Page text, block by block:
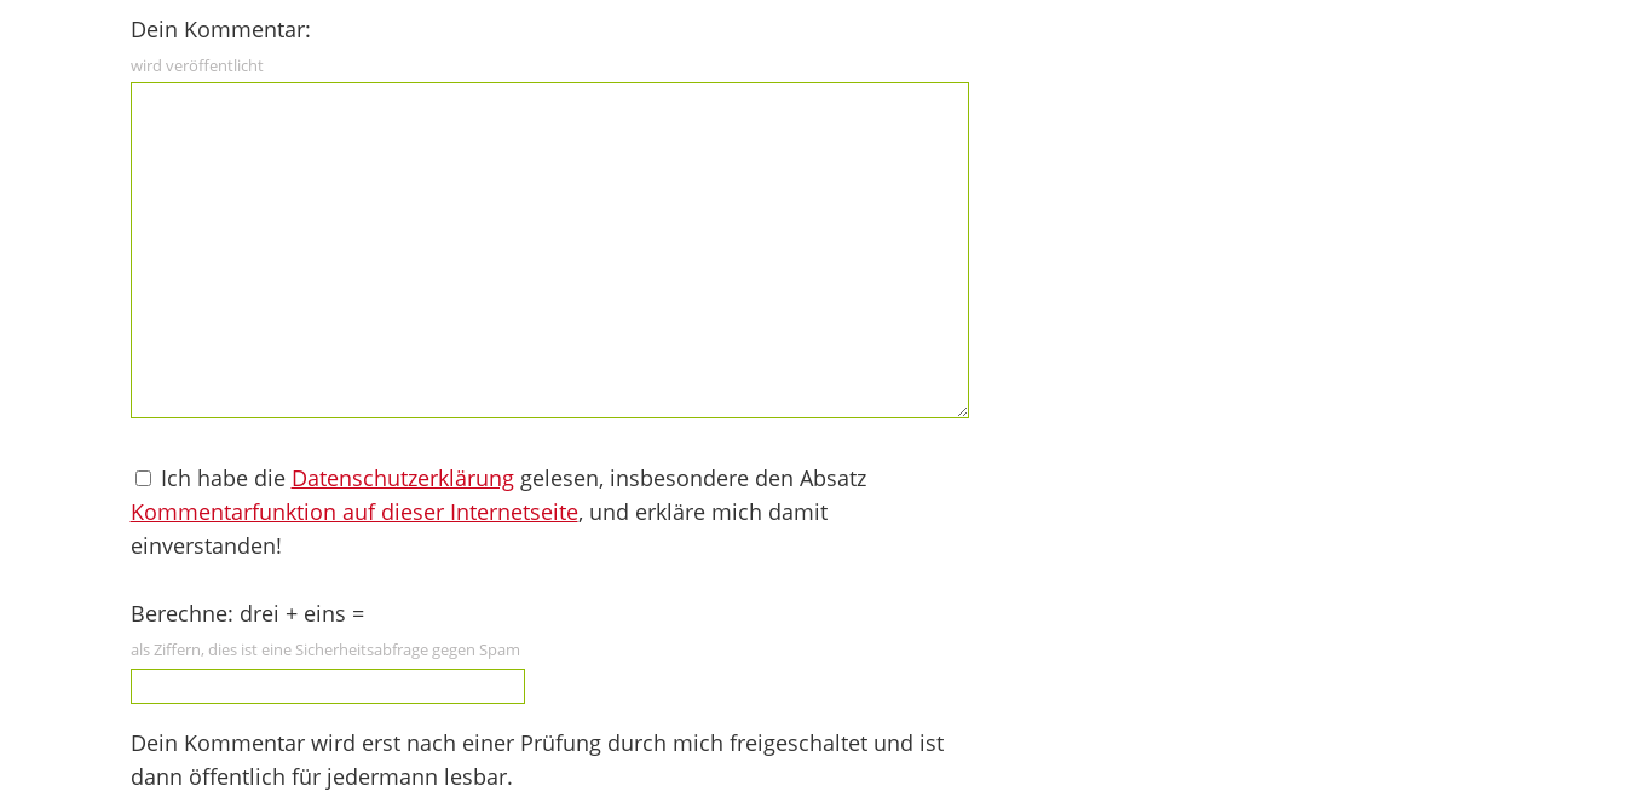
Dein Kommentar:
wird veröffentlicht
Ich habe die Datenschutzerklärunggelesen, insbesondere den Absatz
Kommentarfunktion auf dieser Internetseite, und erkläre mich damit
einverstanden!
Berechne: drei + eins =
als Ziffern, dies ist eine Sicherheitsabfrage gegen Spam
Dein Kommentar wird erst nach einer Prüfung durch mich freigeschaltet und ist
dann öffentlich für jedermann lesbar.